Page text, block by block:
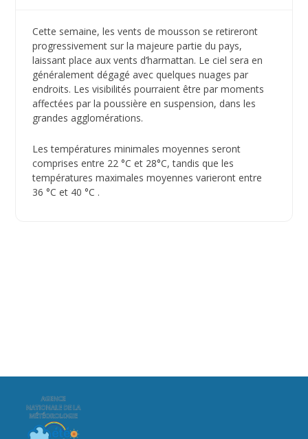
Cette semaine, les vents de mousson se retireront
progressivement sur la majeure partie du pays,
laissant place aux vents d’harmattan. Le ciel sera en
généralement dégagé avec quelques nuages par
endroits. Les visibilités pourraient être par moments
affectées par la poussière en suspension, dans les
grandes agglomérations.
Les températures minimales moyennes seront
comprises entre 22 °C et 28°C, tandis que les
températures maximales moyennes varieront entre
36 °C et 40 °C .